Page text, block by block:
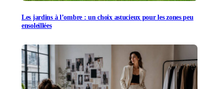
Les jardins à l’ombre : un choix astucieux pour les zones peu
ensoleillées